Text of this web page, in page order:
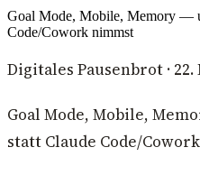
Goal Mode, Mobile, Memory —
Code/Cowork nimmst
Digitales Pausenbrot · 22.
Goal Mode, Mobile,
statt Claude Code/